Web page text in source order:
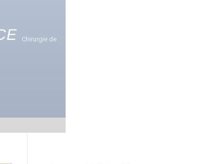
Chirurgie de